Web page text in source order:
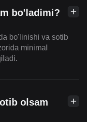
bo'ladimi?
bo'linishi va sotib
minimal
olsam